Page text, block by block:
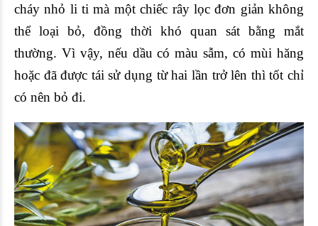
cháy nhỏ li ti mà một chiếc rây lọc đơn giản không
thể loại bỏ, đồng thời khó quan sát bằng mắt
thường. Vì vậy, nếu dầu có màu sẫm, có mùi hăng
hoặc đã được tái sử dụng từ hai lần trở lên thì tốt chỉ
có nên bỏ đi.